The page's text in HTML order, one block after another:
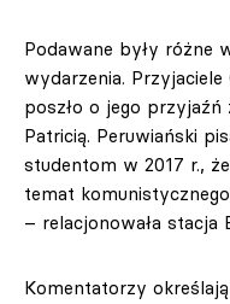
Podawane były różne
wydarzenia.
poszło o jego przyjaźń
Patricią. Peruwiański
studentom w 2017 r.,
temat
– relacjonowała stacja
Komentatorzy